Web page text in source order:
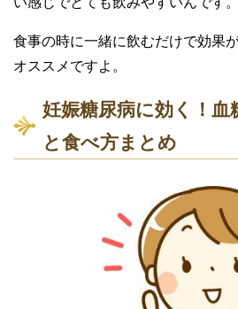
食事の時に一緒に飲むだけで効果
オススメですよ。
妊娠糖尿病に効く！血
と食べ方まとめ